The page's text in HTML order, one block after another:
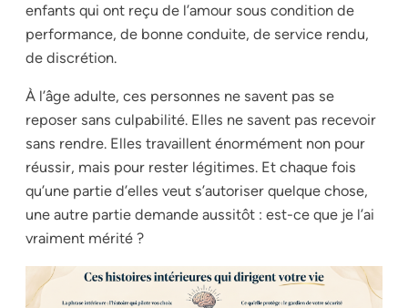
enfants qui ont reçu de l’amour sous condition de
performance, de bonne conduite, de service rendu,
de discrétion.
À l’âge adulte, ces personnes ne savent pas se
reposer sans culpabilité. Elles ne savent pas recevoir
sans rendre. Elles travaillent énormément non pour
réussir, mais pour rester légitimes. Et chaque fois
qu’une partie d’elles veut s’autoriser quelque chose,
une autre partie demande aussitôt : est-ce que je l’ai
vraiment mérité ?